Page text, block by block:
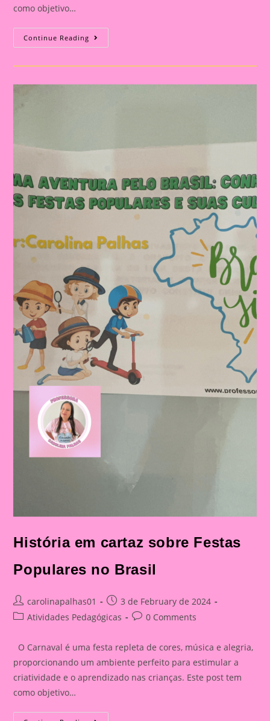
como objetivo…
Continue Reading Apostila
Com
No
História em cartaz sobre Festas
Populares no Brasil
Post
author:
carolinapalhas01
Post
published:
3 de February de 2024
PostAtividades Pedagógicas
Post0 Comments
O Carnaval é uma festa repleta de cores, música e alegria,
proporcionando um ambiente perfeito para estimular a
criatividade e o aprendizado nas crianças. Este post tem
como objetivo…